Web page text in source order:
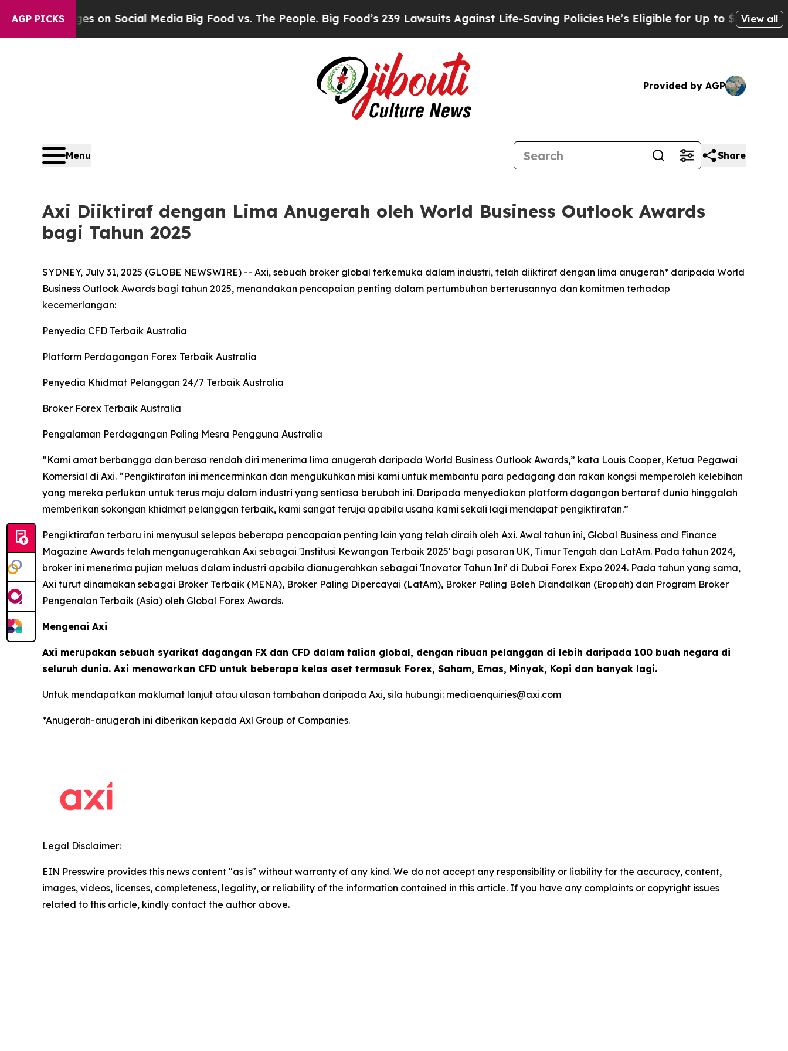
AGP PICKSon Social Media Big Food vs. The People. Big Food’s 239 Lawsuits Against Life-Saving PoliciesHe’s Eligible for Up to $480,000 After
View all
Provided by AGP
Menu Share
Axi Diiktiraf dengan Lima Anugerah oleh World Business Outlook Awards
bagi Tahun 2025
SYDNEY, July 31, 2025 (GLOBE NEWSWIRE) -- Axi, sebuah broker global terkemuka dalam industri, telah diiktiraf dengan lima anugerah* daripada World
Business Outlook Awards bagi tahun 2025, menandakan pencapaian penting dalam pertumbuhan berterusannya dan komitmen terhadap
kecemerlangan:
Penyedia CFD Terbaik Australia
Platform Perdagangan Forex Terbaik Australia
Penyedia Khidmat Pelanggan 24/7 Terbaik Australia
Broker Forex Terbaik Australia
Pengalaman Perdagangan Paling Mesra Pengguna Australia
“Kami amat berbangga dan berasa rendah diri menerima lima anugerah daripada World Business Outlook Awards,” kata Louis Cooper, Ketua Pegawai
Komersial di Axi. “Pengiktirafan ini mencerminkan dan mengukuhkan misi kami untuk membantu para pedagang dan rakan kongsi memperoleh kelebihan
yang mereka perlukan untuk terus maju dalam industri yang sentiasa berubah ini. Daripada menyediakan platform dagangan bertaraf dunia hinggalah
memberikan sokongan khidmat pelanggan terbaik, kami sangat teruja apabila usaha kami sekali lagi mendapat pengiktirafan.”
Pengiktirafan terbaru ini menyusul selepas beberapa pencapaian penting lain yang telah diraih oleh Axi. Awal tahun ini, Global Business and Finance
Magazine Awards telah menganugerahkan Axi sebagai 'Institusi Kewangan Terbaik 2025' bagi pasaran UK, Timur Tengah dan LatAm. Pada tahun 2024,
broker ini menerima pujian meluas dalam industri apabila dianugerahkan sebagai 'Inovator Tahun Ini' di Dubai Forex Expo 2024. Pada tahun yang sama,
Axi turut dinamakan sebagai Broker Terbaik (MENA), Broker Paling Dipercayai (LatAm), Broker Paling Boleh Diandalkan (Eropah) dan Program Broker
Pengenalan Terbaik (Asia) oleh Global Forex Awards.
Mengenai Axi
Axi merupakan sebuah syarikat dagangan FX dan CFD dalam talian global, dengan ribuan pelanggan di lebih daripada 100 buah negara di
seluruh dunia. Axi menawarkan CFD untuk beberapa kelas aset termasuk Forex, Saham, Emas, Minyak, Kopi dan banyak lagi.
Untuk mendapatkan maklumat lanjut atau ulasan tambahan daripada Axi, sila hubungi: mediaenquiries@axi.com
*Anugerah-anugerah ini diberikan kepada Axl Group of Companies.
Legal Disclaimer:
EIN Presswire provides this news content "as is" without warranty of any kind. We do not accept any responsibility or liability for the accuracy, content,
images, videos, licenses, completeness, legality, or reliability of the information contained in this article. If you have any complaints or copyright issues
related to this article, kindly contact the author above.